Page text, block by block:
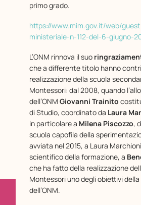
primo grado.
https://www.mim.gov.it/web/
ministeriale-n-112-del-6-giugno-
L’ONM rinnova il suo
che a differente titolo hanno
realizzazione della scuola
Montessori: dal 2008, quando
dell’ONM Giovanni Trainito
di Studio, coordinato da Laura
in particolare a Milena Piscozzo,
scuola capofila della
avviata nel 2015, a Laura
scientifico della formazione, a
che ha fatto della realizzazione
Montessori uno degli obiettivi
dell’ONM.